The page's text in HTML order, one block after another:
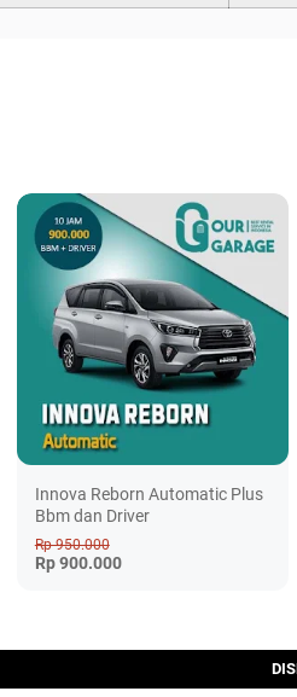
Innova Reborn Automatic Plus
Bbm dan Driver
Rp 950.000
Rp 900.000